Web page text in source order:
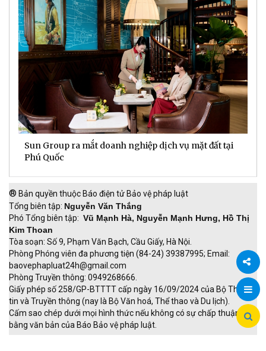
Chia
Sun Group ra mắt doanh nghiệp dịch vụ mặt đất tại
Phú Quốc
® Bản quyền thuộc Báo điện tử Bảo vệ pháp luật
Tổng biên tập: Nguyễn Văn Thắng
Phó Tổng biên tập: Vũ Mạnh Hà, Nguyễn Mạnh Hưng, Hồ Thị
Kim Thoan
Tòa soạn: Số 9, Phạm Văn Bạch, Cầu Giấy, Hà Nội.
Phòng Phóng viên đa phương tiện (84-24) 39387995; Email:
baovephapluat24h@gmail.com
Phòng Truyền thông: 0949268666.
Giấy phép số 258/GP-BTTTT cấp ngày 16/09/2024 của Bộ Thông
tin và Truyền thông (nay là Bộ Văn hoá, Thể thao và Du lịch).
Cấm sao chép dưới mọi hình thức nếu không có sự chấp thuận
bằng văn bản của Báo Bảo vệ pháp luật.